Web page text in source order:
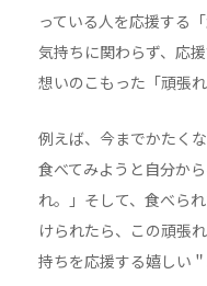
っている人を応援する
気持ちに関わらず、応
想いのこもった「頑張れ
例えば、今までかたく
食べてみようと自分か
れ。」そして、食べら
けられたら、この頑張
持ちを応援する嬉しい＂